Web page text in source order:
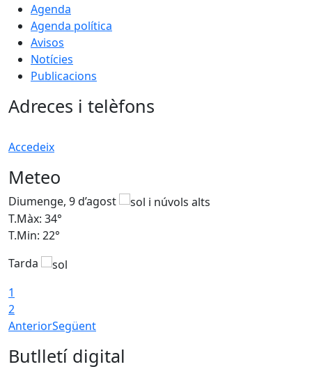
Agenda
Agenda política
Avisos
Notícies
Publicacions
Adreces i telèfons
Accedeix
Meteo
Diumenge, 9 d’agost
T.Màx: 34°
T.Min: 22°
Tarda
1
2
AnteriorSegüent
Butlletí digital